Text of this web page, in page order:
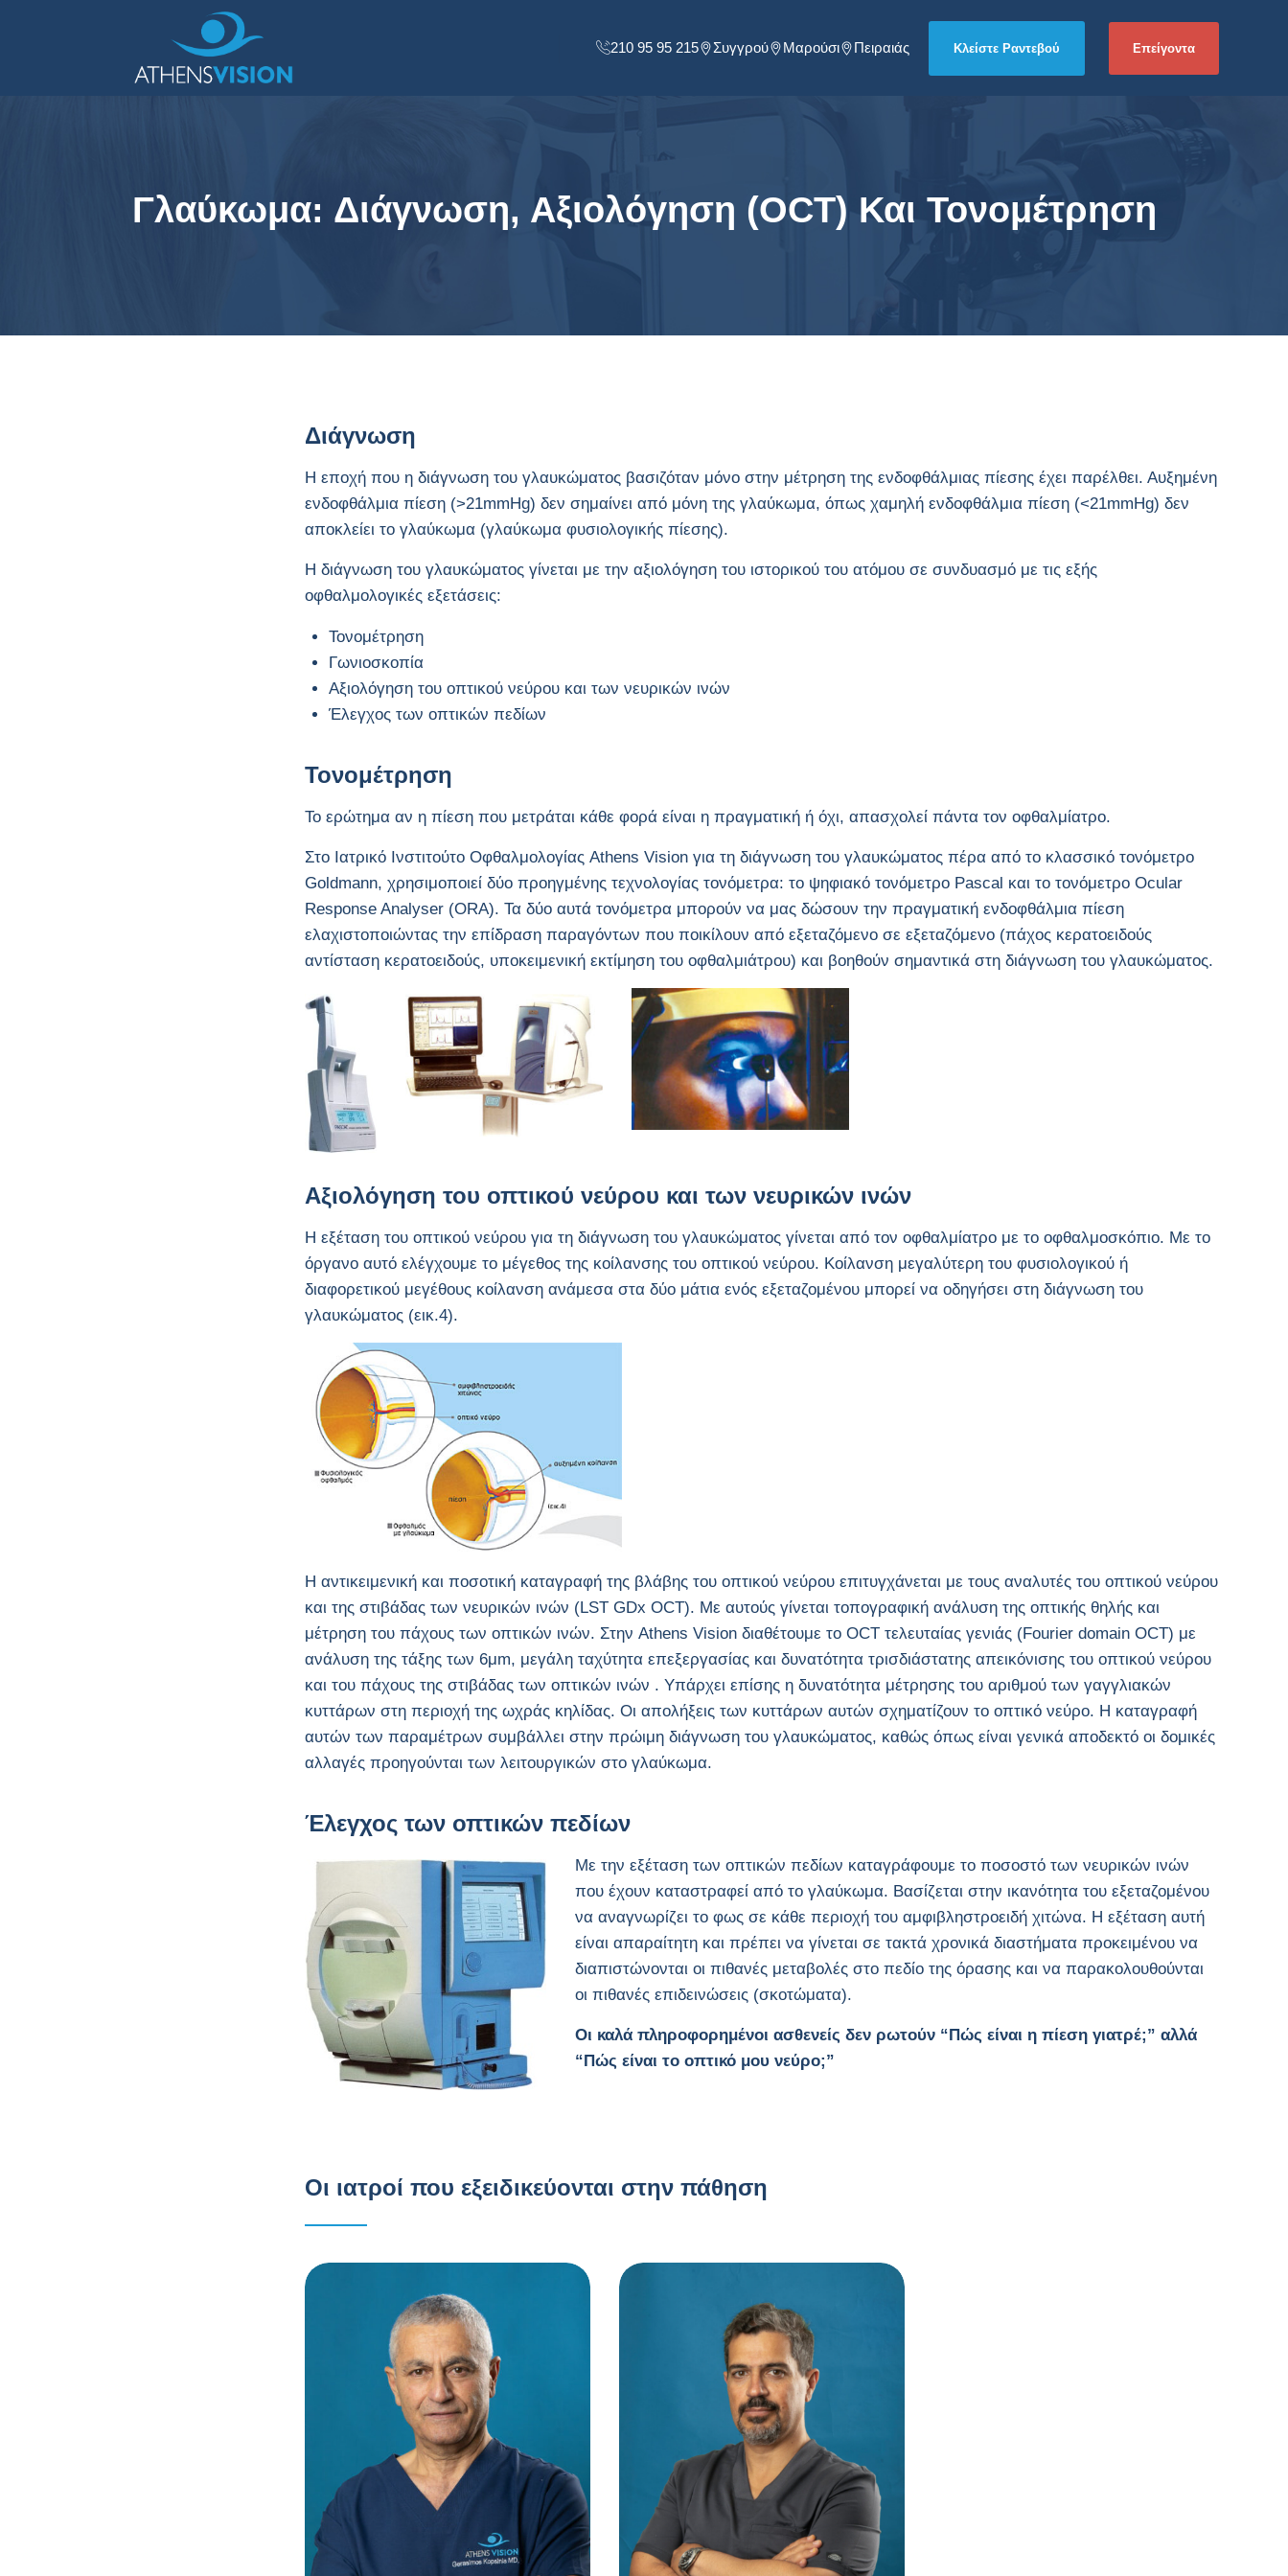
210 95 95 215 Συγγρού Μαρούσι Πειραιάς Κλείστε Ραντεβού Επείγοντα
Γλαύκωμα: Διάγνωση, Αξιολόγηση (OCT) Και Τονομέτρηση
Διάγνωση
Η εποχή που η διάγνωση του γλαυκώματος βασιζόταν μόνο στην μέτρηση της ενδοφθάλμιας πίεσης έχει παρέλθει. Αυξημένη
ενδοφθάλμια πίεση (>21mmHg) δεν σημαίνει από μόνη της γλαύκωμα, όπως χαμηλή ενδοφθάλμια πίεση (<21mmHg) δεν
αποκλείει το γλαύκωμα (γλαύκωμα φυσιολογικής πίεσης).
Η διάγνωση του γλαυκώματος γίνεται με την αξιολόγηση του ιστορικού του ατόμου σε συνδυασμό με τις εξής
οφθαλμολογικές εξετάσεις:
Τονομέτρηση
Γωνιοσκοπία
Αξιολόγηση του οπτικού νεύρου και των νευρικών ινών
Έλεγχος των οπτικών πεδίων
Τονομέτρηση
Το ερώτημα αν η πίεση που μετράται κάθε φορά είναι η πραγματική ή όχι, απασχολεί πάντα τον οφθαλμίατρο.
Στο Ιατρικό Ινστιτούτο Οφθαλμολογίας Athens Vision για τη διάγνωση του γλαυκώματος πέρα από το κλασσικό τονόμετρο
Goldmann, χρησιμοποιεί δύο προηγμένης τεχνολογίας τονόμετρα: το ψηφιακό τονόμετρο Pascal και το τονόμετρο Ocular
Response Analyser (ORA). Τα δύο αυτά τονόμετρα μπορούν να μας δώσουν την πραγματική ενδοφθάλμια πίεση
ελαχιστοποιώντας την επίδραση παραγόντων που ποικίλουν από εξεταζόμενο σε εξεταζόμενο (πάχος κερατοειδούς
αντίσταση κερατοειδούς, υποκειμενική εκτίμηση του οφθαλμιάτρου) και βοηθούν σημαντικά στη διάγνωση του γλαυκώματος.
Αξιολόγηση του οπτικού νεύρου και των νευρικών ινών
Η εξέταση του οπτικού νεύρου για τη διάγνωση του γλαυκώματος γίνεται από τον οφθαλμίατρο με το οφθαλμοσκόπιο. Με το
όργανο αυτό ελέγχουμε το μέγεθος της κοίλανσης του οπτικού νεύρου. Κοίλανση μεγαλύτερη του φυσιολογικού ή
διαφορετικού μεγέθους κοίλανση ανάμεσα στα δύο μάτια ενός εξεταζομένου μπορεί να οδηγήσει στη διάγνωση του
γλαυκώματος (εικ.4).
Η αντικειμενική και ποσοτική καταγραφή της βλάβης του οπτικού νεύρου επιτυγχάνεται με τους αναλυτές του οπτικού νεύρου
και της στιβάδας των νευρικών ινών (LST GDx OCT). Με αυτούς γίνεται τοπογραφική ανάλυση της οπτικής θηλής και
μέτρηση του πάχους των οπτικών ινών. Στην Athens Vision διαθέτουμε το OCT τελευταίας γενιάς (Fourier domain OCT) με
ανάλυση της τάξης των 6μm, μεγάλη ταχύτητα επεξεργασίας και δυνατότητα τρισδιάστατης απεικόνισης του οπτικού νεύρου
και του πάχους της στιβάδας των οπτικών ινών . Υπάρχει επίσης η δυνατότητα μέτρησης του αριθμού των γαγγλιακών
κυττάρων στη περιοχή της ωχράς κηλίδας. Οι απολήξεις των κυττάρων αυτών σχηματίζουν το οπτικό νεύρο. Η καταγραφή
αυτών των παραμέτρων συμβάλλει στην πρώιμη διάγνωση του γλαυκώματος, καθώς όπως είναι γενικά αποδεκτό οι δομικές
αλλαγές προηγούνται των λειτουργικών στο γλαύκωμα.
Έλεγχος των οπτικών πεδίων
Με την εξέταση των οπτικών πεδίων καταγράφουμε το ποσοστό των νευρικών ινών
που έχουν καταστραφεί από το γλαύκωμα. Βασίζεται στην ικανότητα του εξεταζομένου
να αναγνωρίζει το φως σε κάθε περιοχή του αμφιβληστροειδή χιτώνα. Η εξέταση αυτή
είναι απαραίτητη και πρέπει να γίνεται σε τακτά χρονικά διαστήματα προκειμένου να
διαπιστώνονται οι πιθανές μεταβολές στο πεδίο της όρασης και να παρακολουθούνται
οι πιθανές επιδεινώσεις (σκοτώματα).
Οι καλά πληροφορημένοι ασθενείς δεν ρωτούν “Πώς είναι η πίεση γιατρέ;” αλλά
“Πώς είναι το οπτικό μου νεύρο;”
Οι ιατροί που εξειδικεύονται στην πάθηση